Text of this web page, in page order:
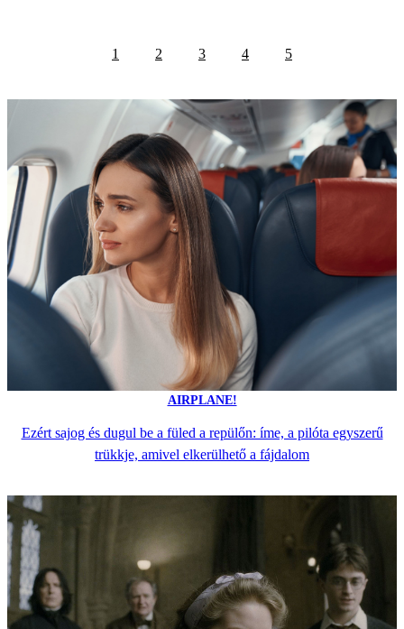
1 2 3 4 5
AIRPLANE!
Ezért sajog és dugul be a füled a repülőn: íme, a pilóta egyszerű
trükkje, amivel elkerülhető a fájdalom